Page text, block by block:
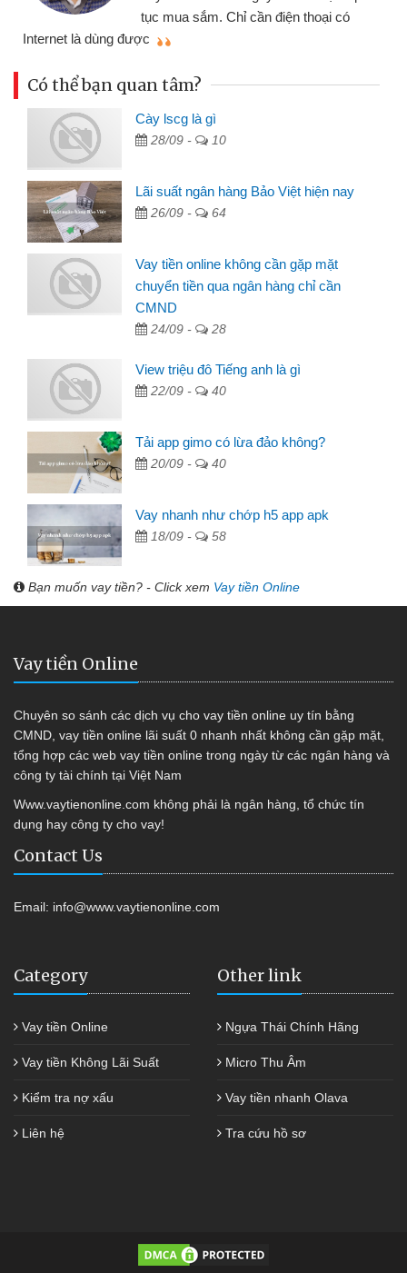
Chỉ cần điện thoại có
đã giải quyết
Có thể bạn quan tâm?
Cày lscg là gì
28/09 - 10
Lãi suất ngân hàng Bảo Việt hiện nay
26/09 - 64
Vay tiền online không cần gặp mặt
chuyển tiền qua ngân hàng chỉ cần
CMND
24/09 - 28
View triệu đô Tiếng anh là gì
22/09 - 40
Tải app gimo có lừa đảo không?
20/09 - 40
Vay nhanh như chớp h5 app apk
18/09 - 58
Bạn muốn vay tiền? - Click xem Vay tiền Online
Vay tiền Online
Chuyên so sánh các dịch vụ cho vay tiền online uy tín bằng
CMND, vay tiền online lãi suất 0 nhanh nhất không cần gặp mặt,
tổng hợp các web vay tiền online trong ngày từ các ngân hàng và
công ty tài chính tại Việt Nam
Www.vaytienonline.com không phải là ngân hàng, tổ chức tín
dụng hay công ty cho vay!
Contact Us
Email: info@www.vaytienonline.com
Category
Vay tiền Online
Vay tiền Không Lãi Suất
Kiểm tra nợ xấu
Liên hệ
Other link
Ngựa Thái Chính Hãng
Micro Thu Âm
Vay tiền nhanh Olava
Tra cứu hồ sơ